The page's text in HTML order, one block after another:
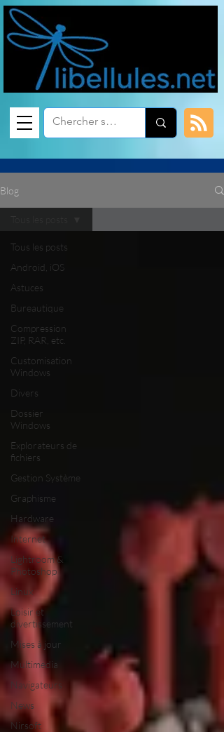
Blog
Tous les posts
Android, iOS
Astuces
Bureautique
Compression
ZIP, RAR, etc.
Customisation
Windows
Divers
Dossier
Windows
Explorateurs de
fichiers
Gestion Système
Graphisme
Hardware
Internet
Lightroom &
Photoshop
Linux
Loisir et
divertissement
Mises à jour
Multimedia
Navigateurs
News
Nirsoft